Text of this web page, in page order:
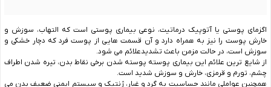
اگزمای پوستی یا آتوپیک درماتیت، نوعی بیماری پوستی است که التهاب، سوزش و
خارش پوست را نیز به همراه دارد و آن قسمت هایی از پوست فرد که دچار خشکی و
سوزش است، در حالت مزمن باعث تشدیدعلائم می شود.
از شایع ترین علائم این بیماری پوسته پوسته شدن برخی نقاط بدن، تیره شدن اطراف
چشم، تورم و قرمزی، خارش و سوزش شدید است.
همچنین عواملی مانند حساسیت به گرد و غبار، ژنتیک و سیستم ایمنی ضعیف بدن می